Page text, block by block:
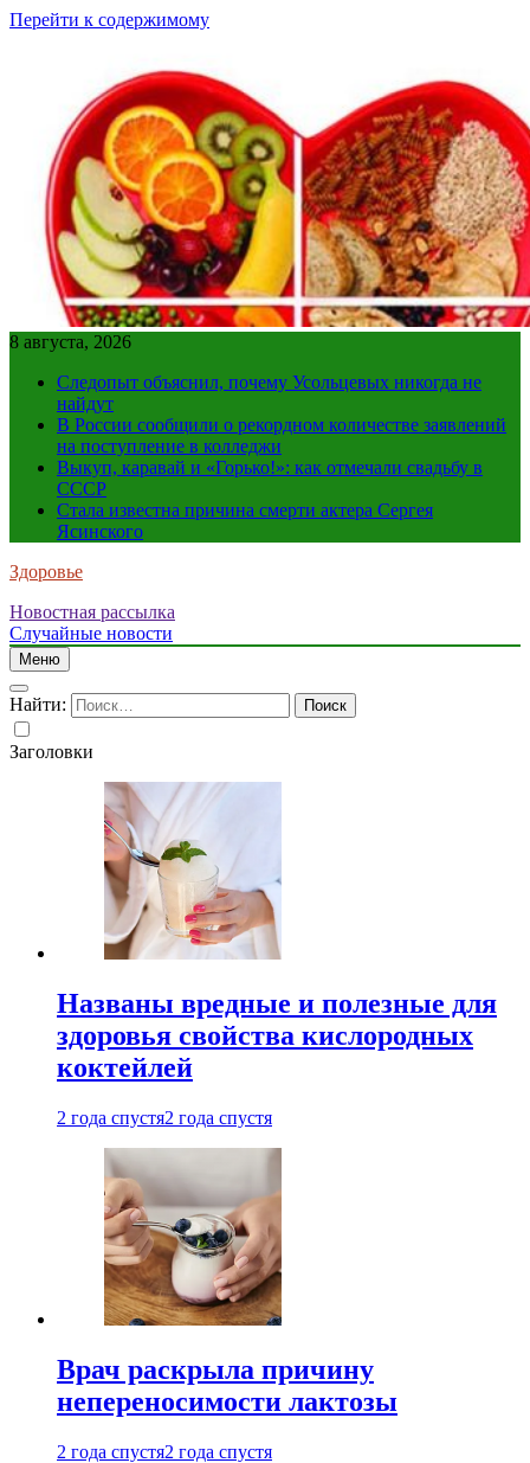
Перейти к содержимому
8 августа, 2026
Следопыт объяснил, почему Усольцевых никогда не
найдут
В России сообщили о рекордном количестве заявлений
на поступление в колледжи
Выкуп, каравай и «Горько!»: как отмечали свадьбу в
СССР
Стала известна причина смерти актера Сергея
Ясинского
Здоровье
Новостная рассылка
Случайные новости
Меню
Найти:
Заголовки
Названы вредные и полезные для
здоровья свойства кислородных
коктейлей
2 года спустя2 года спустя
Врач раскрыла причину
непереносимости лактозы
2 года спустя2 года спустя